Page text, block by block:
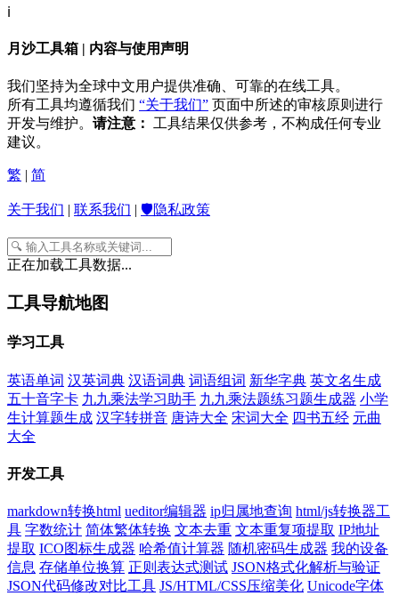
ℹ️
月沙工具箱 | 内容与使用声明
我们坚持为全球中文用户提供准确、可靠的在线工具。
所有工具均遵循我们 “关于我们” 页面中所述的审核原则进行
开发与维护。 请注意： 工具结果仅供参考，不构成任何专业
建议。
繁 | 简
关于我们 | 联系我们 | 🛡️隐私政策
正在加载工具数据...
工具导航地图
学习工具
英语单词 汉英词典 汉语词典 词语组词 新华字典 英文名生成
五十音字卡 九九乘法学习助手 九九乘法题练习题生成器 小学
生计算题生成 汉字转拼音 唐诗大全 宋词大全 四书五经 元曲
大全
开发工具
markdown转换html ueditor编辑器 ip归属地查询 html/js转换器工
具 字数统计 简体繁体转换 文本去重 文本重复项提取 IP地址
提取 ICO图标生成器 哈希值计算器 随机密码生成器 我的设备
信息 存储单位换算 正则表达式测试 JSON格式化解析与验证
JSON代码修改对比工具 JS/HTML/CSS压缩美化 Unicode字体